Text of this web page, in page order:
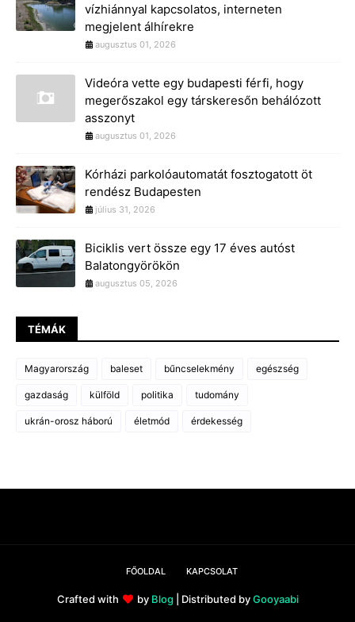
vízhiánnyal kapcsolatos, interneten
megjelent álhírekre
augusztus 01, 2026
Videóra vette egy budapesti férfi, hogy
megerőszakol egy társkeresőn behálózott
asszonyt
augusztus 01, 2026
Kórházi parkolóautomatát fosztogatott öt
rendész Budapesten
július 31, 2026
Biciklis vert össze egy 17 éves autóst
Balatongyörökön
augusztus 05, 2026
TÉMÁK
Magyarország baleset bűncselekmény egészség
gazdaság külföld politika tudomány
ukrán-orosz háború életmód érdekesség
FŐOLDAL KAPCSOLAT
Crafted with by Blog| Distributed byGooyaabi